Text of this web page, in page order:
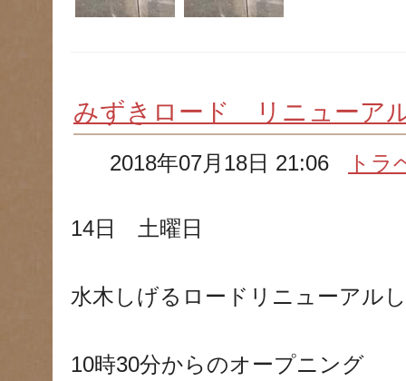
みずきロード リニュー
2018年07月18日 21:06 トラ
14日 土曜日
水木しげるロードリニューアル
10時30分からのオープニング